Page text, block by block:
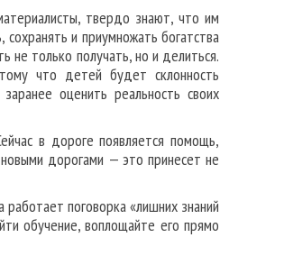
твердо знают, что им
и приумножать богатства
только получать, но и делиться.
что детей будет склонность
оценить реальность своих
в дороге появляется помощь,
дорогами — это принесет не
поговорка «лишних знаний
обучение, воплощайте его прямо